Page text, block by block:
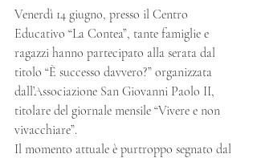
Venerdì 14 giugno, presso il Centro
Educativo “La Contea”, tante famiglie e
ragazzi hanno partecipato alla serata dal
titolo “È successo davvero?” organizzata
dall’Associazione San Giovanni Paolo II,
titolare del giornale mensile “Vivere e non
vivacchiare”.
Il momento attuale è purtroppo segnato dal